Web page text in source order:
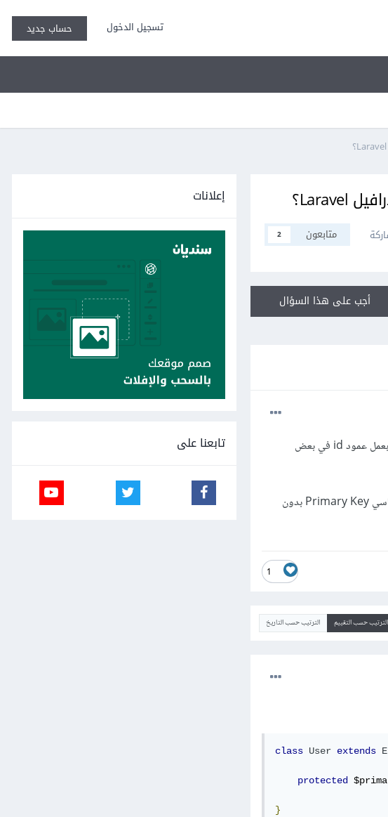
تسجيل الدخول حساب جديد
متابعون 2
أجب على هذا السؤال
لدي مشروع لارافيل Laravel قديم كنت أعمل عليه عندما بدأت أتعلم لارافيل Laravel ولكني لم أقم بعمل عمود id في بعض
الآن أحاول أن أعيد تعديل هذا المشروع، وكنت أتسأل هل توجد طريقة لتحديد عمود معين كمفتاح أساسي Primary Key بدون
1
الترتيب حسب التقييم الترتيب حسب التاريخ
class User extends
protected
}
إعلانات
تابعنا على